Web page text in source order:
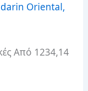
Oriental,
Από 1234,14